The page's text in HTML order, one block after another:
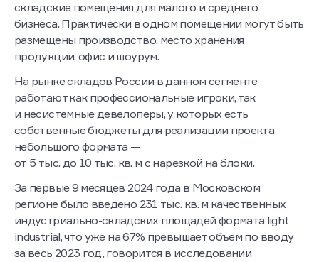
light industrial — специальные производственно-
складские помещения для малого и среднего
бизнеса. Практически в одном помещении могут быть
размещены производство, место хранения
На рынке складов России в данном сегменте
работают как профессиональные игроки, так
и несистемные девелоперы, у которых есть
собственные бюджеты для реализации проекта
небольшого формата —
За первые 9 месяцев 2024 года в Московском
регионе было введено 231 тыс. кв. м качественных
индустриально-складских площадей формата light
industrial, что уже на 67% превышает объем по вводу